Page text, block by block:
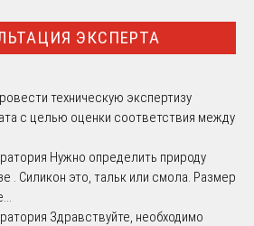
ЭКСПЕРТА
техническую экспертизу
с целью оценки соответствия между
Нужно определить природу
. Силикон это, тальк или смола. Размер
Здравствуйте, необходимо